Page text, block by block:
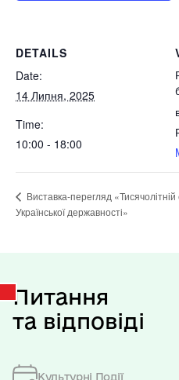
DETAILS
Date:
14 Липня, 2025
Time:
10:00 - 18:00
Виставка-перегляд
Української державності»
Питання
та відповіді
Культурні Події